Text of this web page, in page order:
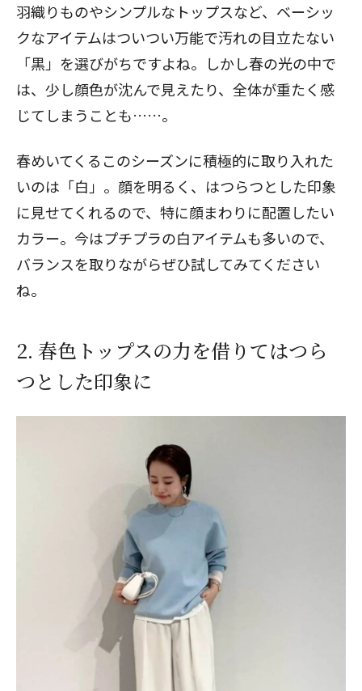
羽織りものやシンプルなトップスなど、ベーシッ
クなアイテムはついつい万能で汚れの目立たない
「黒」を選びがちですよね。しかし春の光の中で
は、少し顔色が沈んで見えたり、全体が重たく感
じてしまうことも……。
春めいてくるこのシーズンに積極的に取り入れた
いのは「白」。顔を明るく、はつらつとした印象
に見せてくれるので、特に顔まわりに配置したい
カラー。今はプチプラの白アイテムも多いので、
バランスを取りながらぜひ試してみてください
ね。
2. 春色トップスの力を借りてはつら
つとした印象に